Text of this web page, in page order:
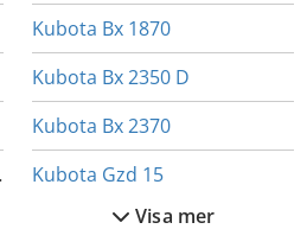
Ac
Kubota Bx 1870
Kubota Bx 2350 D
Kubota Bx 2370
Kubota Gzd 15
Kubota Kx 121 3 Alpha
Visa mer